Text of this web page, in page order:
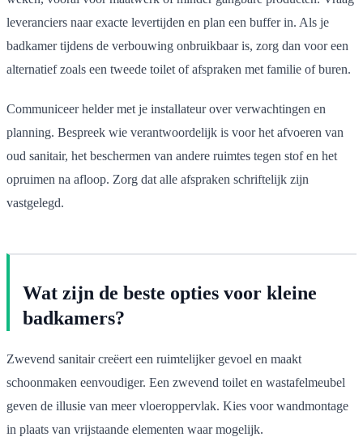
leveranciers naar exacte levertijden en plan een buffer in. Als je
badkamer tijdens de verbouwing onbruikbaar is, zorg dan voor een
alternatief zoals een tweede toilet of afspraken met familie of buren.
Communiceer helder met je installateur over verwachtingen en
planning. Bespreek wie verantwoordelijk is voor het afvoeren van
oud sanitair, het beschermen van andere ruimtes tegen stof en het
opruimen na afloop. Zorg dat alle afspraken schriftelijk zijn
vastgelegd.
Wat zijn de beste opties voor kleine
badkamers?
Zwevend sanitair creëert een ruimtelijker gevoel en maakt
schoonmaken eenvoudiger. Een zwevend toilet en wastafelmeubel
geven de illusie van meer vloeroppervlak. Kies voor wandmontage
in plaats van vrijstaande elementen waar mogelijk.